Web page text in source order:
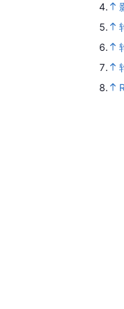
4.
5.
6.
7.
8.